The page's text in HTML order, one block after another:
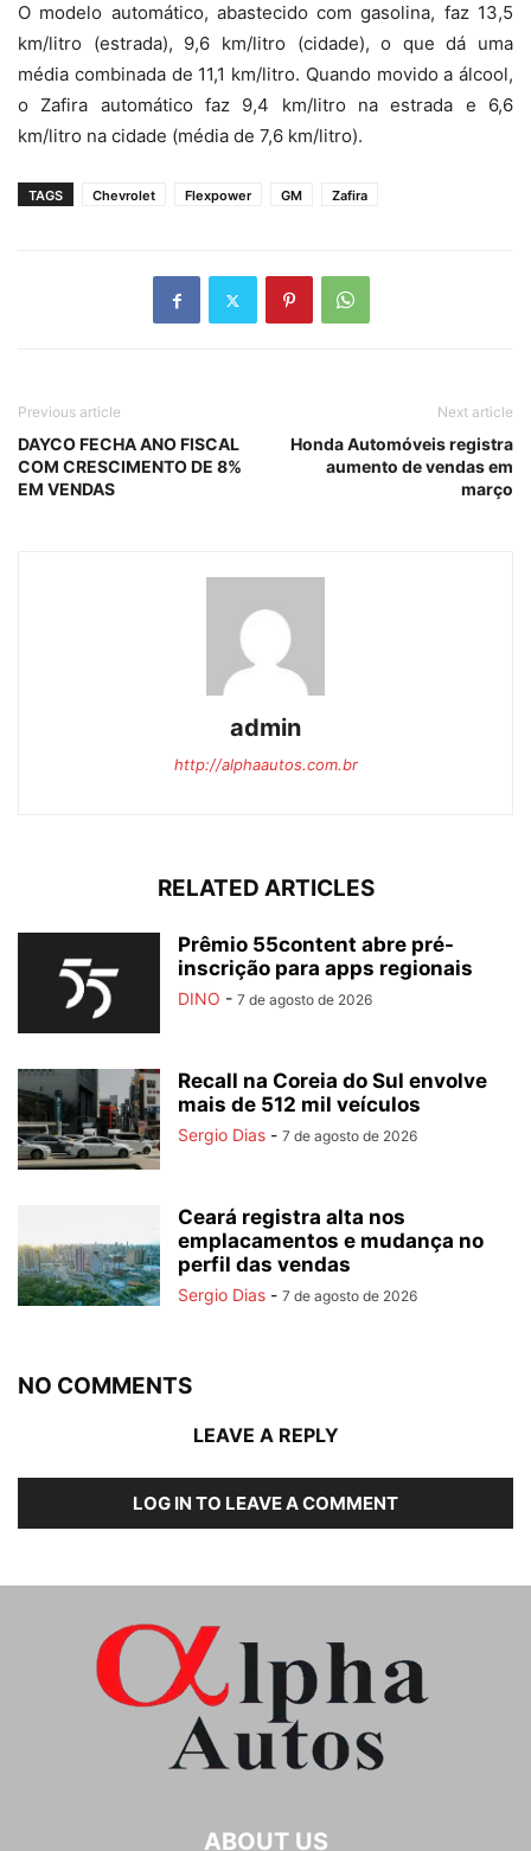
O modelo automático, abastecido com gasolina, faz 13,5
km/litro (estrada), 9,6 km/litro (cidade), o que dá uma
média combinada de 11,1 km/litro. Quando movido a álcool,
o Zafira automático faz 9,4 km/litro na estrada e 6,6
km/litro na cidade (média de 7,6 km/litro).
TAGS Chevrolet Flexpower GM Zafira
Previous article
DAYCO FECHA ANO FISCAL
COM CRESCIMENTO DE 8%
EM VENDAS
Next article
Honda Automóveis registra
aumento de vendas em
março
admin
http://alphaautos.com.br
RELATED ARTICLES
Prêmio 55content abre pré-
inscrição para apps regionais
DINO - 7 de agosto de 2026
Recall na Coreia do Sul envolve
mais de 512 mil veículos
Sergio Dias - 7 de agosto de 2026
Ceará registra alta nos
emplacamentos e mudança no
perfil das vendas
Sergio Dias - 7 de agosto de 2026
NO COMMENTS
LEAVE A REPLY
LOG IN TO LEAVE A COMMENT
ABOUT US